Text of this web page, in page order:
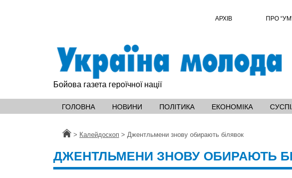
АРХІВ ПРО
Бойова газета героїчної нації
ГОЛОВНА НОВИНИ ПОЛІТИКА ЕКОНОМІКА
Головна
> Калейдоскоп > Джентльмени знову обирають білявок
ДЖЕНТЛЬМЕНИ ЗНОВУ ОБИРАЮТЬ